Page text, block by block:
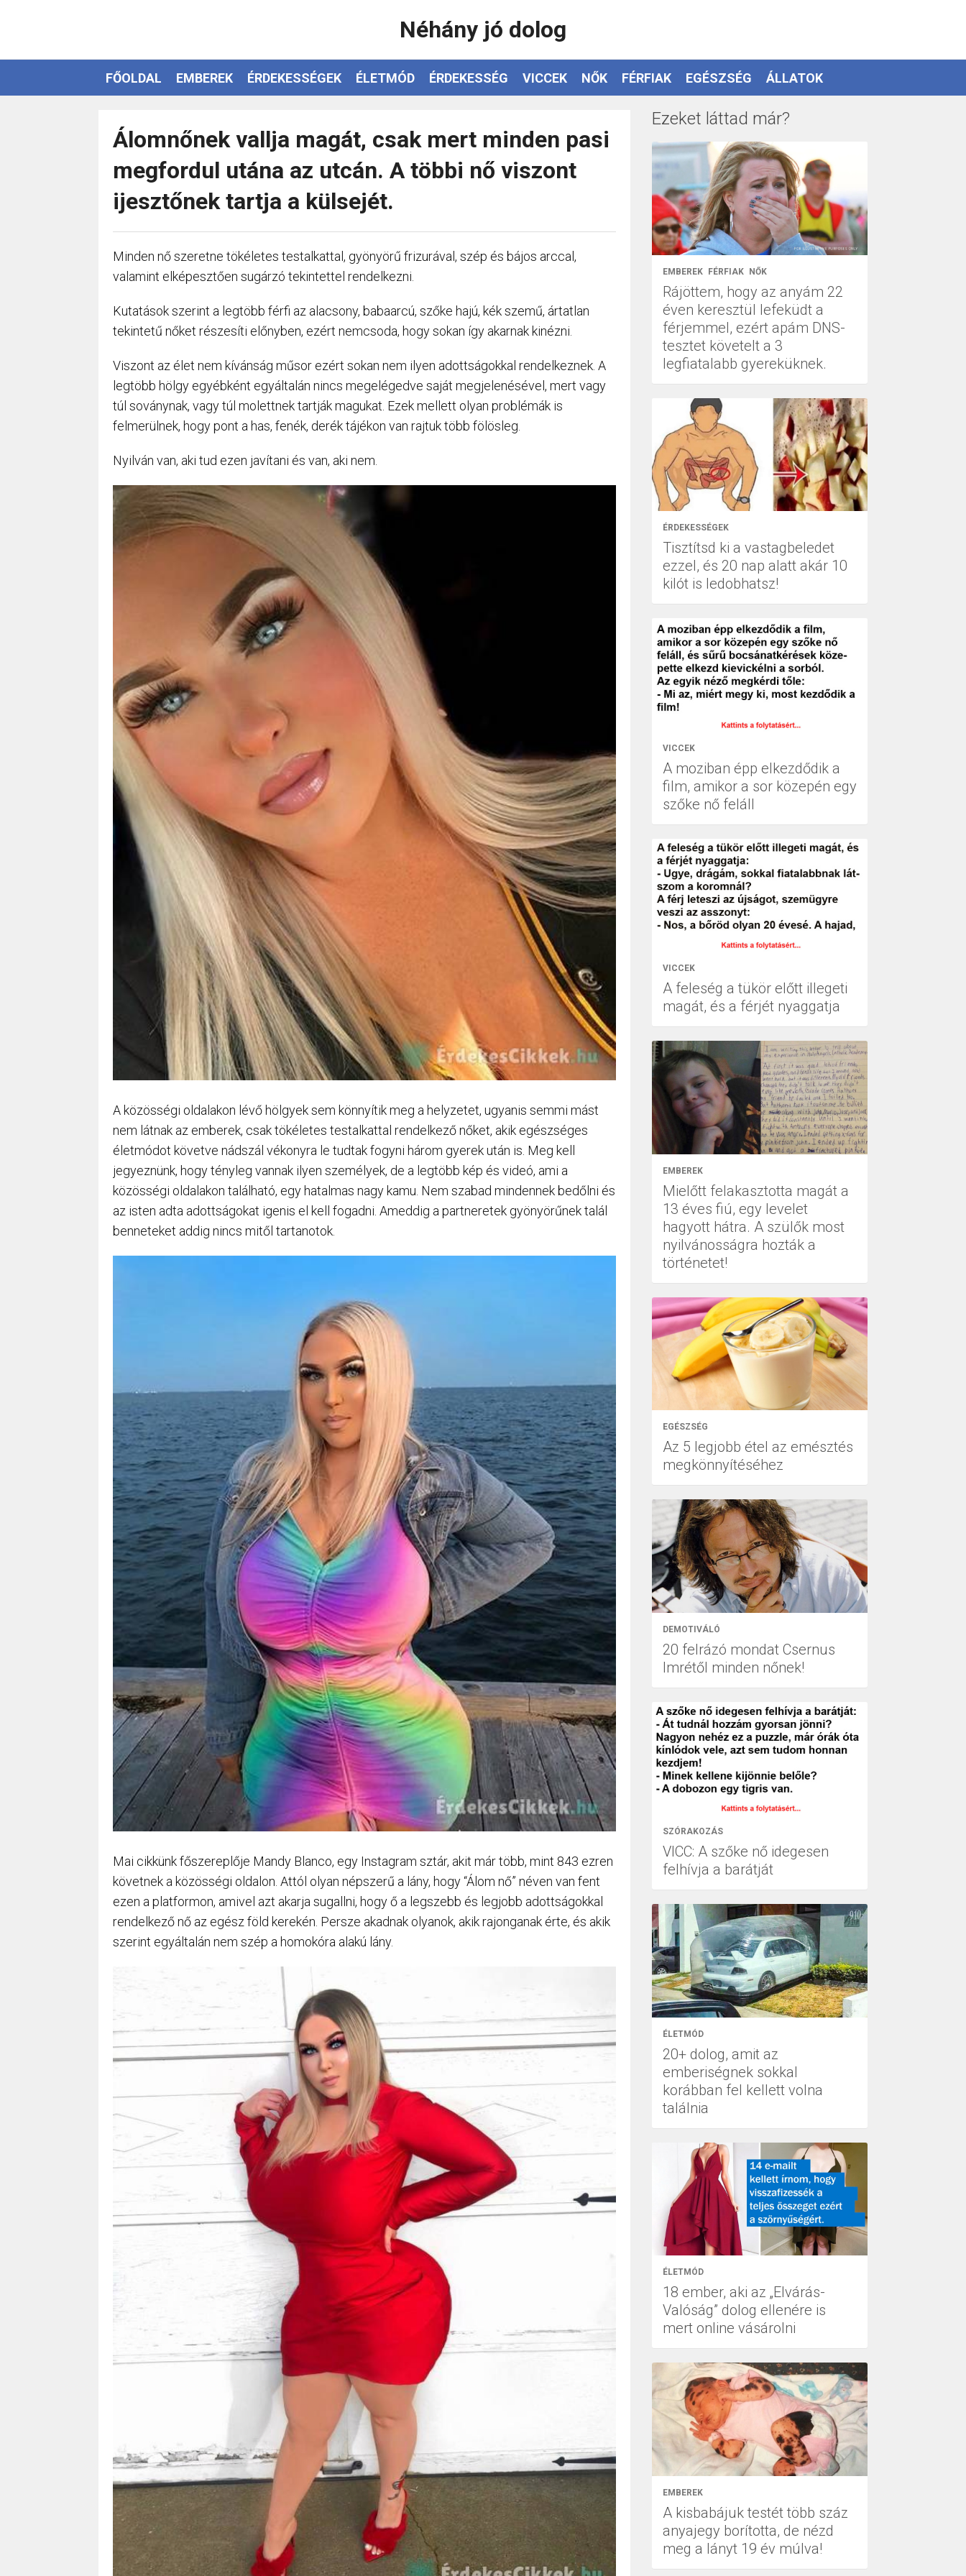
Néhány jó dolog
FŐOLDAL EMBEREK ÉRDEKESSÉGEK ÉLETMÓD ÉRDEKESSÉG VICCEK NŐK FÉRFIAK EGÉSZSÉG ÁLLATOK
Álomnőnek vallja magát, csak mert minden pasi
megfordul utána az utcán. A többi nő viszont
ijesztőnek tartja a külsejét.
Minden nő szeretne tökéletes testalkattal, gyönyörű frizurával, szép és bájos arccal,
valamint elképesztően sugárzó tekintettel rendelkezni.
Kutatások szerint a legtöbb férfi az alacsony, babaarcú, szőke hajú, kék szemű, ártatlan
tekintetű nőket részesíti előnyben, ezért nemcsoda, hogy sokan így akarnak kinézni.
Viszont az élet nem kívánság műsor ezért sokan nem ilyen adottságokkal rendelkeznek. A
legtöbb hölgy egyébként egyáltalán nincs megelégedve saját megjelenésével, mert vagy
túl soványnak, vagy túl molettnek tartják magukat. Ezek mellett olyan problémák is
felmerülnek, hogy pont a has, fenék, derék tájékon van rajtuk több fölösleg.
Nyilván van, aki tud ezen javítani és van, aki nem.
A közösségi oldalakon lévő hölgyek sem könnyítik meg a helyzetet, ugyanis semmi mást
nem látnak az emberek, csak tökéletes testalkattal rendelkező nőket, akik egészséges
életmódot követve nádszál vékonyra le tudtak fogyni három gyerek után is. Meg kell
jegyeznünk, hogy tényleg vannak ilyen személyek, de a legtöbb kép és videó, ami a
közösségi oldalakon található, egy hatalmas nagy kamu. Nem szabad mindennek bedőlni és
az isten adta adottságokat igenis el kell fogadni. Ameddig a partneretek gyönyörűnek talál
benneteket addig nincs mitől tartanotok.
Mai cikkünk főszereplője Mandy Blanco, egy Instagram sztár, akit már több, mint 843 ezren
követnek a közösségi oldalon. Attól olyan népszerű a lány, hogy “Álom nő” néven van fent
ezen a platformon, amivel azt akarja sugallni, hogy ő a legszebb és legjobb adottságokkal
rendelkező nő az egész föld kerekén. Persze akadnak olyanok, akik rajonganak érte, és akik
szerint egyáltalán nem szép a homokóra alakú lány.
Ezeket láttad már?
EMBEREK FÉRFIAK NŐK
Rájöttem, hogy az anyám 22
éven keresztül lefeküdt a
férjemmel, ezért apám DNS-
tesztet követelt a 3
legfiatalabb gyereküknek.
ÉRDEKESSÉGEK
Tisztítsd ki a vastagbeledet
ezzel, és 20 nap alatt akár 10
kilót is ledobhatsz!
VICCEK
A moziban épp elkezdődik a
film, amikor a sor közepén egy
szőke nő feláll
VICCEK
A feleség a tükör előtt illegeti
magát, és a férjét nyaggatja
EMBEREK
Mielőtt felakasztotta magát a
13 éves fiú, egy levelet
hagyott hátra. A szülők most
nyilvánosságra hozták a
történetet!
EGÉSZSÉG
Az 5 legjobb étel az emésztés
megkönnyítéséhez
DEMOTIVÁLÓ
20 felrázó mondat Csernus
Imrétől minden nőnek!
SZÓRAKOZÁS
VICC: A szőke nő idegesen
felhívja a barátját
ÉLETMÓD
20+ dolog, amit az
emberiségnek sokkal
korábban fel kellett volna
találnia
ÉLETMÓD
18 ember, aki az „Elvárás-
Valóság” dolog ellenére is
mert online vásárolni
EMBEREK
A kisbabájuk testét több száz
anyajegy borította, de nézd
meg a lányt 19 év múlva!